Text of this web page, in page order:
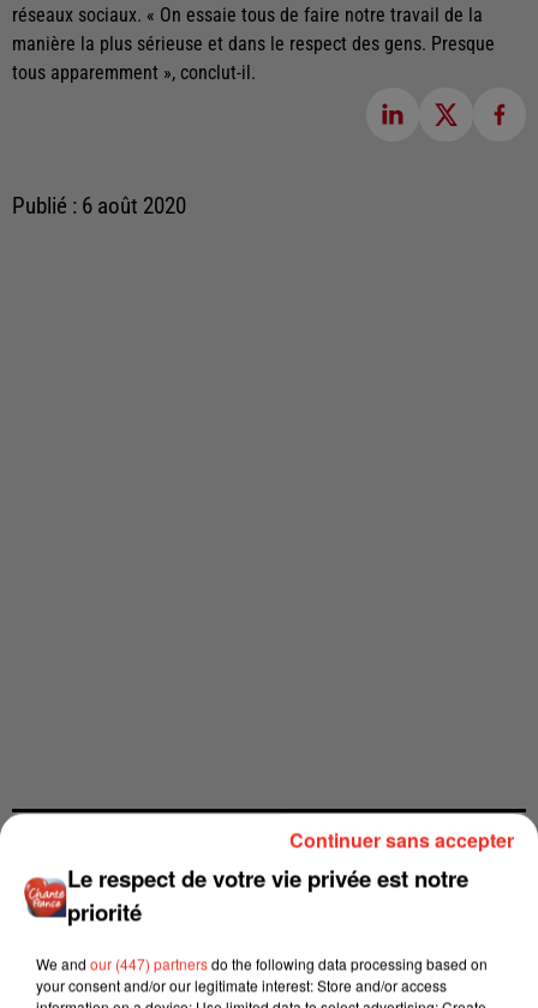
réseaux sociaux. « On essaie tous de faire notre travail de la
manière la plus sérieuse et dans le respect des gens. Presque
tous apparemment », conclut-il.
Publié : 6 août 2020
Le respect de votre vie privée est notre
priorité
We and our (447) partnersdo the following data processing based on
your consent and/or our legitimate interest: Store and/or access
Continuer sans accepter